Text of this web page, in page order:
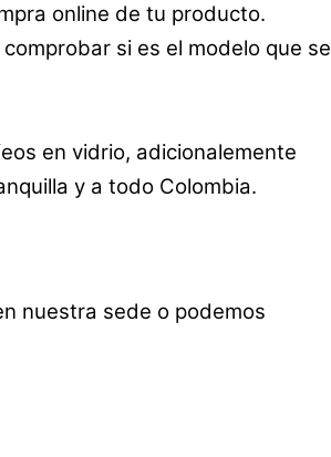
online de tu producto.
si es el modelo que se
en vidrio, adicionalemente
y a todo Colombia.
nuestra sede o podemos